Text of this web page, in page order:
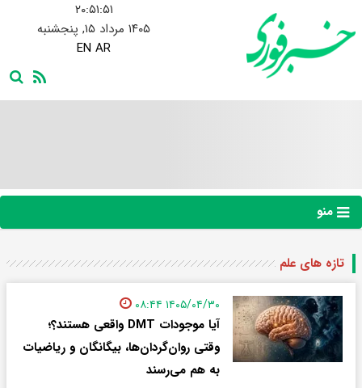
۲۰:۵۱:۵۲
۱۴۰۵ مرداد ۱۵, پنجشنبه
EN AR
منو
تازه های علم
۱۴۰۵/۰۴/۳۰ ۰۸:۴۴
آیا موجودات DMT واقعی هستند؟؛
وقتی روان‌گردان‌ها، بیگانگان و ریاضیات
به هم می‌رسند